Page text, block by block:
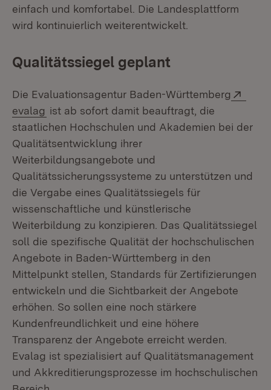
einfach und komfortabel. Die Landesplattform
wird kontinuierlich weiterentwickelt.
Qualitätssiegel geplant
Die Evaluationsagentur Baden-Württemberg
evalag (Öffnet in neuem Fenster)
ist ab sofort damit beauftragt, die
staatlichen Hochschulen und Akademien bei der
Qualitätsentwicklung ihrer
Weiterbildungsangebote und
Qualitätssicherungssysteme zu unterstützen und
die Vergabe eines Qualitätssiegels für
wissenschaftliche und künstlerische
Weiterbildung zu konzipieren. Das Qualitätssiegel
soll die spezifische Qualität der hochschulischen
Angebote in Baden-Württemberg in den
Mittelpunkt stellen, Standards für Zertifizierungen
entwickeln und die Sichtbarkeit der Angebote
erhöhen. So sollen eine noch stärkere
Kundenfreundlichkeit und eine höhere
Transparenz der Angebote erreicht werden.
Evalag ist spezialisiert auf Qualitätsmanagement
und Akkreditierungsprozesse im hochschulischen